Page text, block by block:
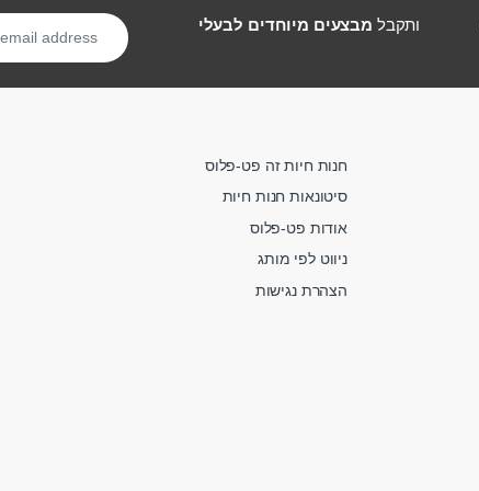
ותקבל מבצעים מיוחדים לבעלי
חנות חיות זה פט-פלוס
סיטונאות חנות חיות
אודות פט-פלוס
ניווט לפי מותג
הצהרת נגישות